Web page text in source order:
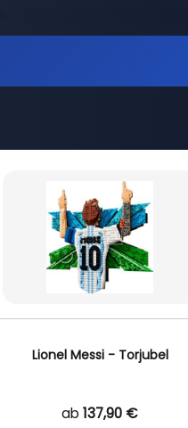
Lionel Messi - Torjubel
ab 137,90 €